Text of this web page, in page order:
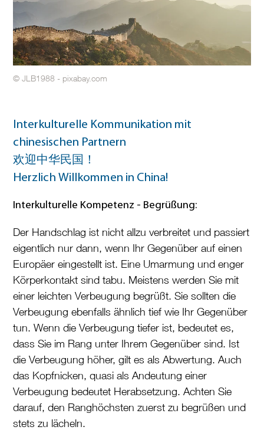
© JLB1988 - pixabay.com
Interkulturelle Kommunikation mit
chinesischen Partnern
欢迎中华民国！
Herzlich Willkommen in China!
Interkulturelle Kompetenz - Begrüßung:
Der Handschlag ist nicht allzu verbreitet und passiert
eigentlich nur dann, wenn Ihr Gegenüber auf einen
Europäer eingestellt ist. Eine Umarmung und enger
Körperkontakt sind tabu. Meistens werden Sie mit
einer leichten Verbeugung begrüßt. Sie sollten die
Verbeugung ebenfalls ähnlich tief wie Ihr Gegenüber
tun. Wenn die Verbeugung tiefer ist, bedeutet es,
dass Sie im Rang unter Ihrem Gegenüber sind. Ist
die Verbeugung höher, gilt es als Abwertung. Auch
das Kopfnicken, quasi als Andeutung einer
Verbeugung bedeutet Herabsetzung. Achten Sie
darauf, den Ranghöchsten zuerst zu begrüßen und
stets zu lächeln.